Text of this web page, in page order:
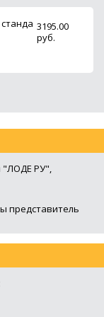
3195.00
руб.
"ЛОДЕ РУ",
представитель